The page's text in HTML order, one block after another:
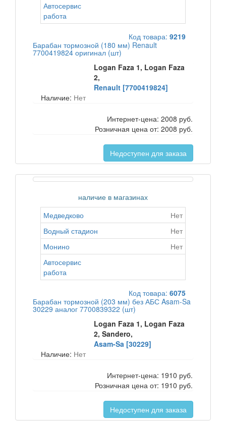
Автосервис
работа
Код товара: 9219
Барабан тормозной (180 мм) Renault
7700419824 оригинал (шт)
Logan Faza 1, Logan Faza
2,
Renault [7700419824]
Наличие: Нет
Интернет-цена: 2008 руб.
Розничная цена от: 2008 руб.
Недоступен для заказа
наличие в магазинах
Медведково
Нет
Водный стадион
Нет
Монино
Нет
Автосервис
работа
Код товара: 6075
Барабан тормозной (203 мм) без АБС Asam-Sa
30229 аналог 7700839322 (шт)
Logan Faza 1, Logan Faza
2, Sandero,
Asam-Sa [30229]
Наличие: Нет
Интернет-цена: 1910 руб.
Розничная цена от: 1910 руб.
Недоступен для заказа